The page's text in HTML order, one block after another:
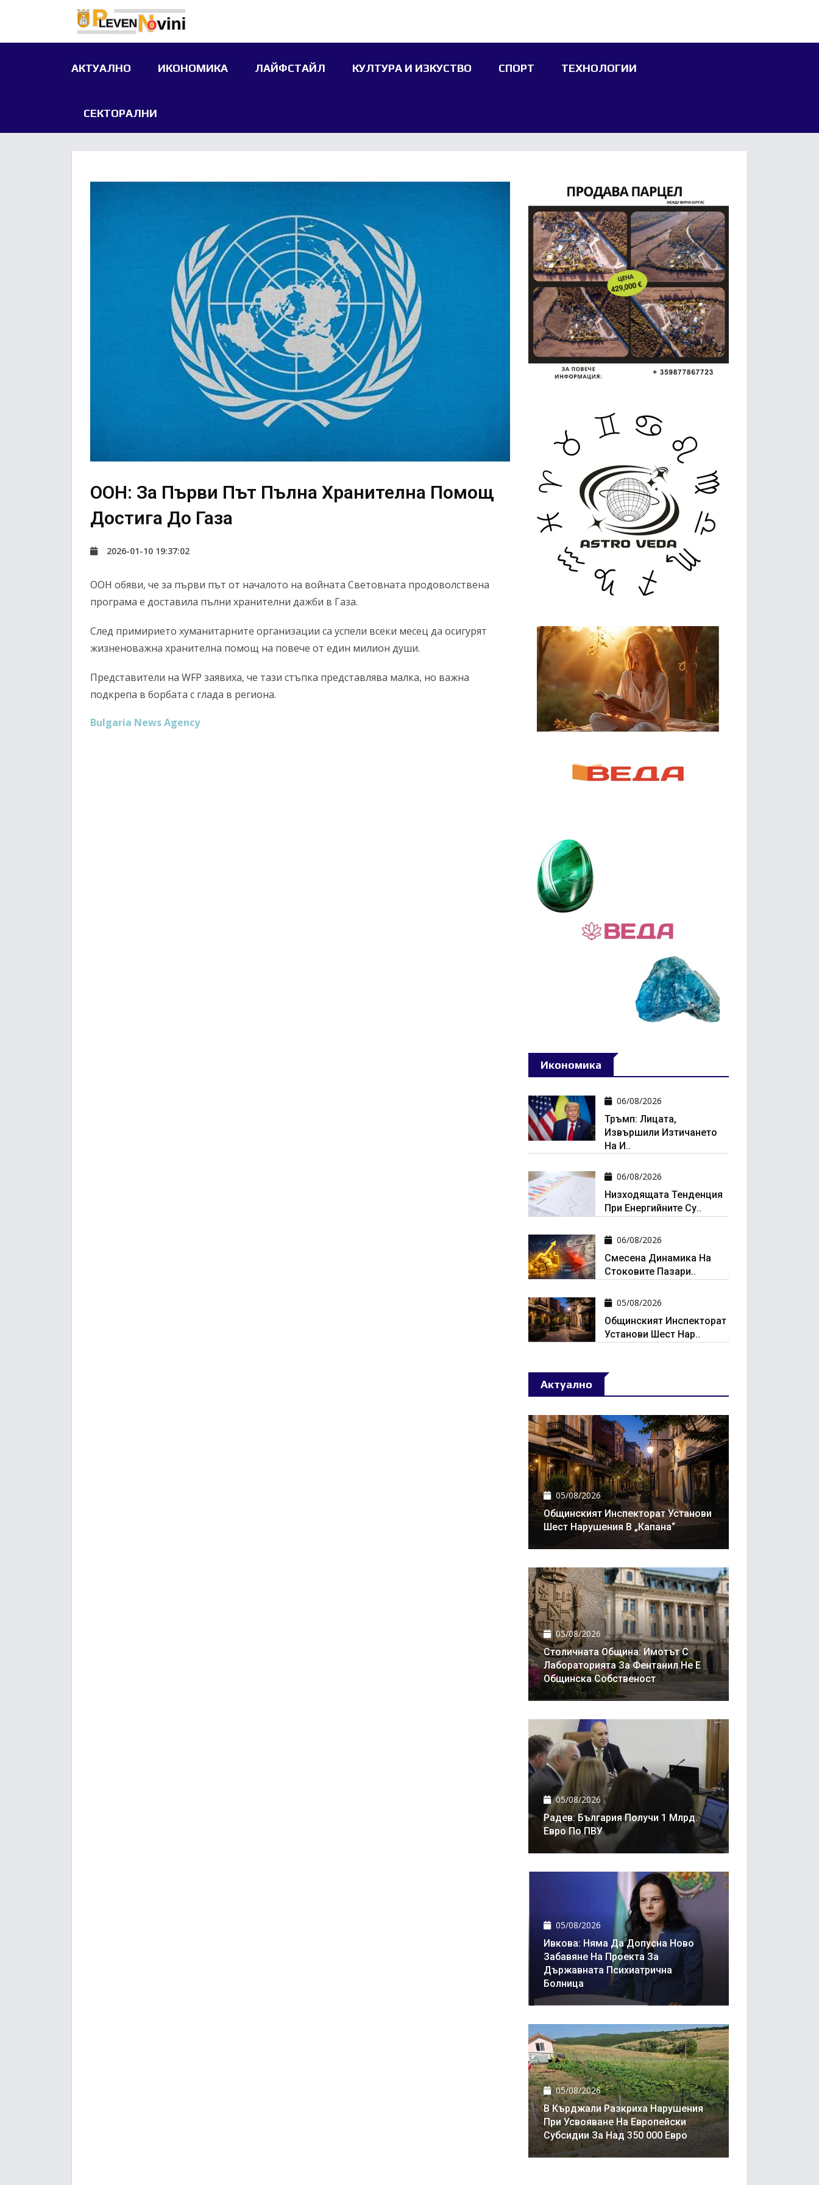
АКТУАЛНО ИКОНОМИКА ЛАЙФСТАЙЛ КУЛТУРА И ИЗКУСТВО СПОРТ ТЕХНОЛОГИИ
СЕКТОРАЛНИ
ООН: За Първи Път Пълна Хранителна Помощ
Достига До Газа
2026-01-10 19:37:02
ООН обяви, че за първи път от началото на войната Световната продоволствена
програма е доставила пълни хранителни дажби в Газа.
След примирието хуманитарните организации са успели всеки месец да осигурят
жизненоважна хранителна помощ на повече от един милион души.
Представители на WFP заявиха, че тази стъпка представлява малка, но важна
подкрепа в борбата с глада в региона.
Bulgaria News Agency
Икономика
06/08/2026
Тръмп: Лицата,
Извършили Изтичането
На И..
06/08/2026
Низходящата Тенденция
При Енергийните Су..
06/08/2026
Смесена Динамика На
Стоковите Пазари..
05/08/2026
Общинският Инспекторат
Установи Шест Нар..
Актуално
05/08/2026
Общинският Инспекторат Установи
Шест Нарушения В „Капана“
05/08/2026
Столичната Община: Имотът С
Лабораторията За Фентанил Не Е
Общинска Собственост
05/08/2026
Радев: България Получи 1 Млрд.
Евро По ПВУ
05/08/2026
Ивкова: Няма Да Допусна Ново
Забавяне На Проекта За
Държавната Психиатрична
Болница
05/08/2026
В Кърджали Разкриха Нарушения
При Усвояване На Европейски
Субсидии За Над 350 000 Евро